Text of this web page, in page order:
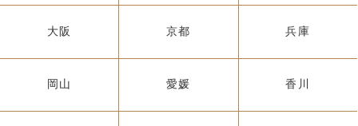
大阪 京都 兵庫
岡山 愛媛 香川